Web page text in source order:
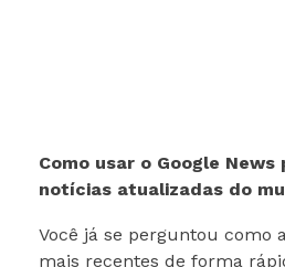
Como usar o Google News
notícias atualizadas do
Você já se perguntou como
mais recentes de forma